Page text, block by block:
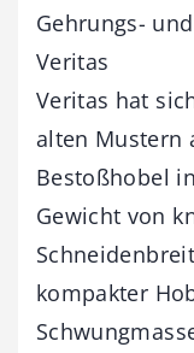
Gehrungs-
Veritas
Veritas hat
alten Mustern
Bestoßhobel
Gewicht von
kompakter